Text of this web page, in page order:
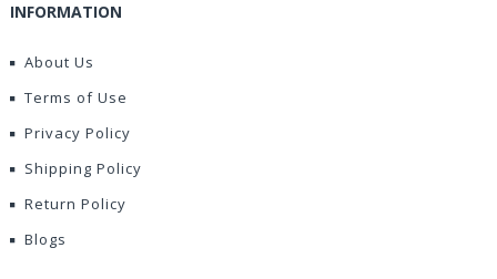
INFORMATION
About Us
Terms of Use
Privacy Policy
Shipping Policy
Return Policy
Blogs